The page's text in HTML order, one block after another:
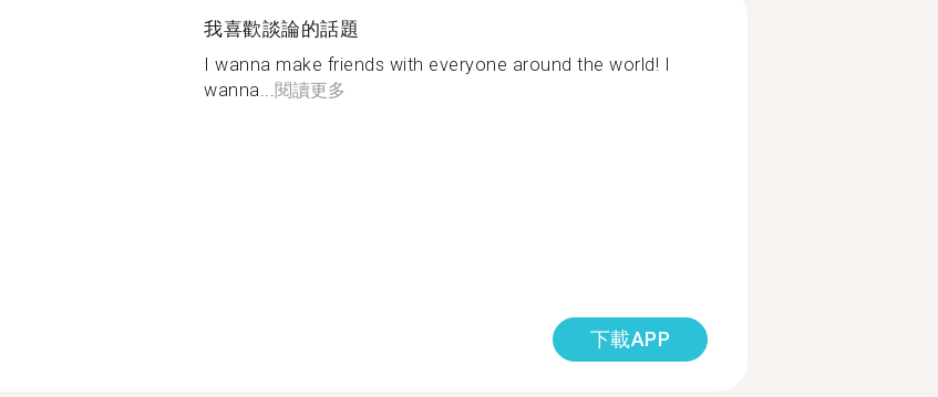
我喜歡談論的話題
I wanna make friends with everyone around the world! I
wanna...閱讀更多
下載APP